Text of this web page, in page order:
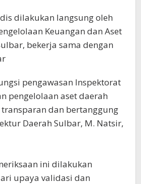
dilakukan langsung oleh
Keuangan dan Aset
bekerja sama dengan
pengawasan Inspektorat
pengelolaan aset daerah
dan bertanggung
Daerah Sulbar, M. Natsir,
ini dilakukan
upaya validasi dan